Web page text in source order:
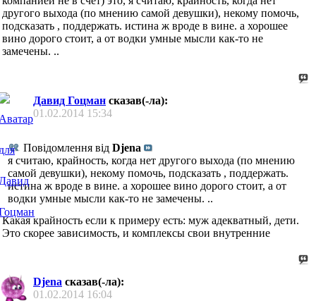
другого выхода (по мнению самой девушки), некому помочь,
подсказать , поддержать. истина ж вроде в вине. а хорошее
вино дорого стоит, а от водки умные мысли как-то не
замечены. ..
Давид Гоцман сказав(-ла):
01.02.2014 15:34
Повідомлення від Djena
я считаю, крайность, когда нет другого выхода (по мнению
самой девушки), некому помочь, подсказать , поддержать.
истина ж вроде в вине. а хорошее вино дорого стоит, а от
водки умные мысли как-то не замечены. ..
Какая крайность если к примеру есть: муж адекватный, дети.
Это скорее зависимость, и комплексы свои внутренние
Djena сказав(-ла):
01.02.2014 16:04